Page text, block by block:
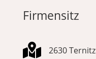
Firmensitz
 2630 Ternitz